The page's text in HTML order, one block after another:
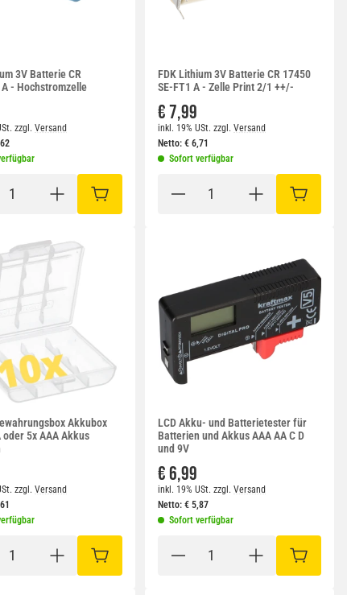
3V Batterie CR
A - Hochstromzelle
zzgl. Versand
IN DEN WARENKORB
FDK Lithium 3V Batterie CR 17450
SE-FT1 A - Zelle Print 2/1 ++/-
€ 7,99
inkl. 19% USt. zzgl. Versand
Netto: € 6,71
Sofort verfügbar
IN DEN
Akkubox
oder 5x AAA Akkus
zzgl. Versand
IN DEN WARENKORB
LCD Akku- und Batterietester für
Batterien und Akkus AAA AA C D
und 9V
€ 6,99
inkl. 19% USt. zzgl. Versand
Netto: € 5,87
Sofort verfügbar
IN DEN